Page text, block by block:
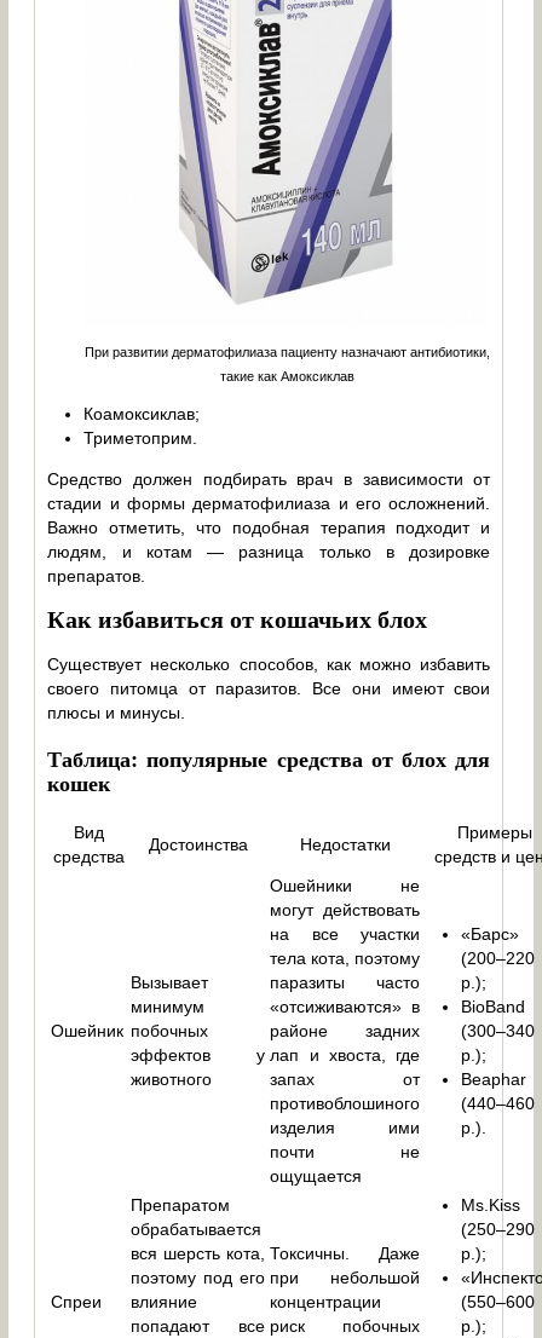
При развитии дерматофилиаза пациенту назначают антибиотики,
такие как Амоксиклав
Коамоксиклав;
Триметоприм.
Средство должен подбирать врач в зависимости от
стадии и формы дерматофилиаза и его осложнений.
Важно отметить, что подобная терапия подходит и
людям, и котам — разница только в дозировке
препаратов.
Как избавиться от кошачьих блох
Существует несколько способов, как можно избавить
своего питомца от паразитов. Все они имеют свои
плюсы и минусы.
Таблица: популярные средства от блох для
кошек
Вид
средства
Достоинства Недостатки
Примеры
средств и
Ошейник
Вызывает
минимум
побочных
эффектов у
животного
Ошейники не
могут действовать
на все участки
тела кота, поэтому
паразиты часто
«отсиживаются» в
районе задних
лап и хвоста, где
запах от
противоблошиного
изделия ими
почти не
ощущается
«Барс»
(200–220
р.);
BioBand
(300–340
р.);
Beaphar
(440–460
р.).
Спреи
Препаратом
обрабатывается
вся шерсть кота,
поэтому под его
влияние
попадают все
Токсичны. Даже
при небольшой
концентрации
риск побочных
Ms.Kiss
(250–290
р.);
(550–600
р.);